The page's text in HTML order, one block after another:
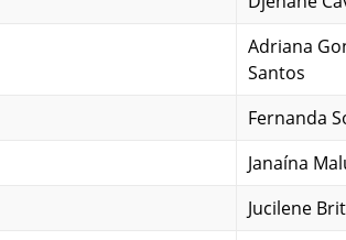
Adriana
Santos
Fernanda
Janaína
Jucilene